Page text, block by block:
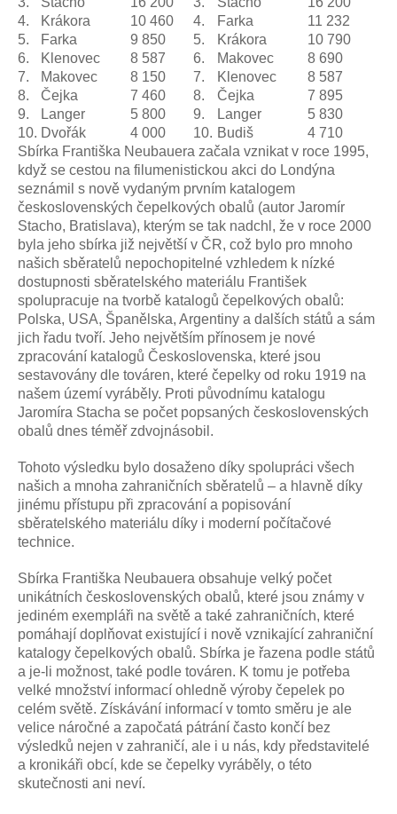
4.
Krákora 10 460 4. Farka
11 232
5.
Farka 9 850 5. Krákora
10 790
6.
Klenovec 8 587 6. Makovec
8 690
7.
Makovec 8 150 7. Klenovec
8 587
8.
Čejka 7 460 8. Čejka
7 895
9.
Langer 5 800 9. Langer
5 830
10. Dvořák 4 000 10. Budiš
4 710
Sbírka Františka Neubauera začala vznikat v roce 1995,
když se cestou na filumenistickou akci do Londýna
seznámil s nově vydaným prvním katalogem
československých čepelkových obalů (autor Jaromír
Stacho, Bratislava), kterým se tak nadchl, že v roce 2000
byla jeho sbírka již největší v ČR, což bylo pro mnoho
našich sběratelů nepochopitelné vzhledem k nízké
dostupnosti sběratelského materiálu František
spolupracuje na tvorbě katalogů čepelkových obalů:
Polska, USA, Španělska, Argentiny a dalších států a sám
jich řadu tvoří. Jeho největším přínosem je nové
zpracování katalogů Československa, které jsou
sestavovány dle továren, které čepelky od roku 1919 na
našem území vyráběly. Proti původnímu katalogu
Jaromíra Stacha se počet popsaných československých
obalů dnes téměř zdvojnásobil.
Tohoto výsledku bylo dosaženo díky spolupráci všech
našich a mnoha zahraničních sběratelů – a hlavně díky
jinému přístupu při zpracování a popisování
sběratelského materiálu díky i moderní počítačové
technice.
Sbírka Františka Neubauera obsahuje velký počet
unikátních československých obalů, které jsou známy v
jediném exempláři na světě a také zahraničních, které
pomáhají doplňovat existující i nově vznikající zahraniční
katalogy čepelkových obalů. Sbírka je řazena podle států
a je-li možnost, také podle továren. K tomu je potřeba
velké množství informací ohledně výroby čepelek po
celém světě. Získávání informací v tomto směru je ale
velice náročné a započatá pátrání často končí bez
výsledků nejen v zahraničí, ale i u nás, kdy představitelé
a kronikáři obcí, kde se čepelky vyráběly, o této
skutečnosti ani neví.